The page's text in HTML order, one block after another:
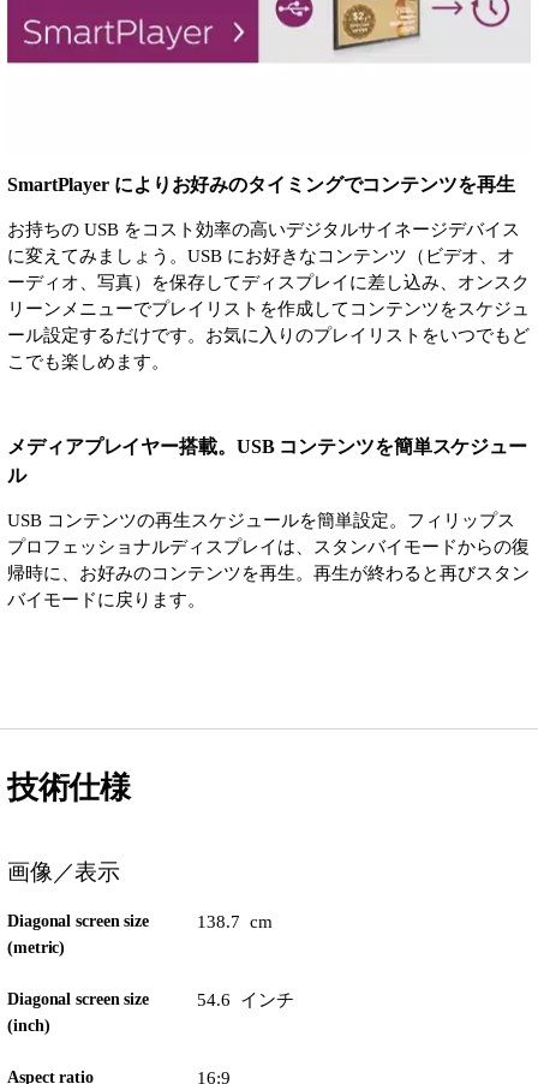
SmartPlayer によりお好みのタイミングでコンテンツを再生
お持ちの USB をコスト効率の高いデジタルサイネージデバイス
に変えてみましょう。USB にお好きなコンテンツ（ビデオ、オ
ーディオ、写真）を保存してディスプレイに差し込み、オンスク
リーンメニューでプレイリストを作成してコンテンツをスケジュ
ール設定するだけです。お気に入りのプレイリストをいつでもど
こでも楽しめます。
メディアプレイヤー搭載。USB コンテンツを簡単スケジュー
ル
USB コンテンツの再生スケジュールを簡単設定。フィリップス
プロフェッショナルディスプレイは、スタンバイモードからの復
帰時に、お好みのコンテンツを再生。再生が終わると再びスタン
バイモードに戻ります。
技術仕様
画像／表示
Diagonal screen size
(metric)
138.7 cm
Diagonal screen size
(inch)
54.6 インチ
Aspect ratio 16:9